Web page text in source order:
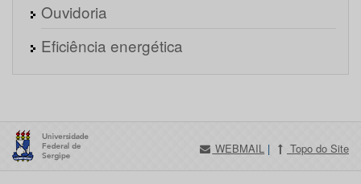
Ouvidoria
Eficiência energética
WEBMAIL | Topo do Site